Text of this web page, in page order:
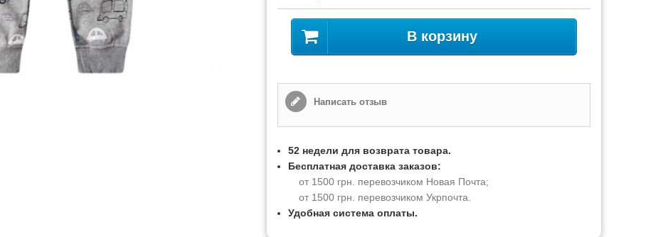
В корзину
Написать отзыв
52 недели для возврата товара.
Бесплатная доставка заказов:
от 1500 грн. перевозчиком Новая Почта;
от 1500 грн. перевозчиком Укрпочта.
Удобная система оплаты.